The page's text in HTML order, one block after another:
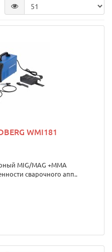
WMI181
MIG/MAG +MMA
сварочного апп..